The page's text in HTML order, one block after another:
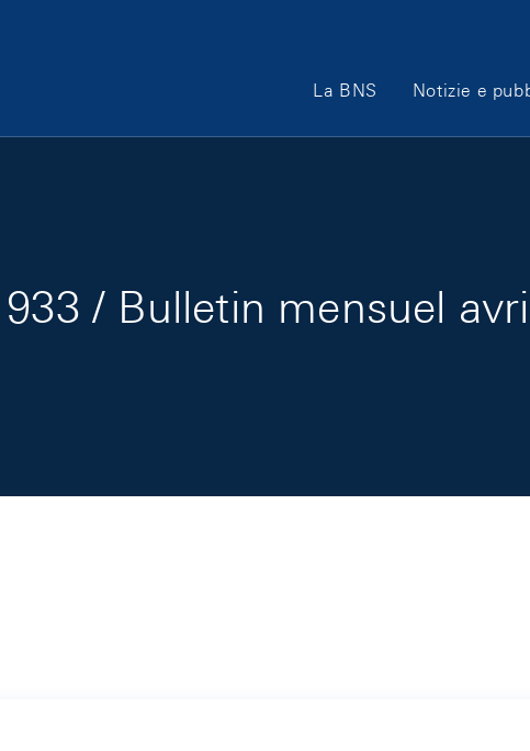
Main Navigation
La BNS Notizie e
/ Bulletin mensuel